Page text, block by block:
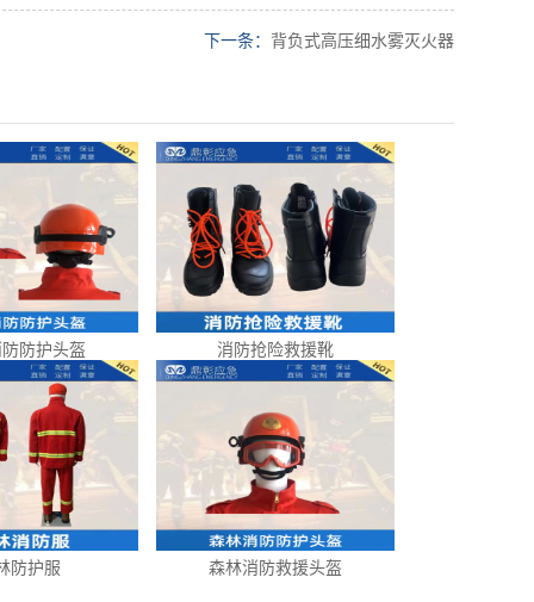
下一条： 背负式高压细水雾灭火器
防护头盔 消防抢险救援靴
防护服 森林消防救援头盔